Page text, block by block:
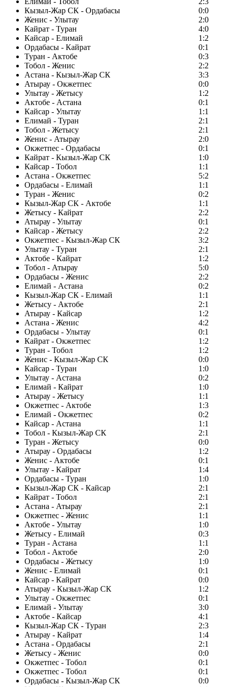
Кызыл-Жар СК - Ордабасы
0:0
Женис - Улытау
2:0
Кайрат - Туран
4:0
Кайсар - Елимай
1:2
Ордабасы - Кайрат
0:1
Туран - Актобе
0:3
Тобол - Женис
2:2
Астана - Кызыл-Жар СК
3:3
Атырау - Окжетпес
0:0
Улытау - Жетысу
1:2
Актобе - Астана
0:1
Кайсар - Улытау
1:1
Елимай - Туран
2:1
Тобол - Жетысу
2:1
Женис - Атырау
2:0
Окжетпес - Ордабасы
0:1
Кайрат - Кызыл-Жар СК
1:0
Кайсар - Тобол
1:1
Астана - Окжетпес
5:2
Ордабасы - Елимай
1:1
Туран - Женис
0:2
Кызыл-Жар СК - Актобе
1:1
Жетысу - Кайрат
2:2
Атырау - Улытау
0:1
Кайсар - Жетысу
2:2
Окжетпес - Кызыл-Жар СК
3:2
Улытау - Туран
2:1
Актобе - Кайрат
1:2
Тобол - Атырау
5:0
Ордабасы - Женис
2:2
Елимай - Астана
0:2
Кызыл-Жар СК - Елимай
1:1
Жетысу - Актобе
2:1
Атырау - Кайсар
1:2
Астана - Женис
4:2
Ордабасы - Улытау
0:1
Кайрат - Окжетпес
1:2
Туран - Тобол
1:2
Женис - Кызыл-Жар СК
0:0
Кайсар - Туран
1:0
Улытау - Астана
0:2
Елимай - Кайрат
1:0
Атырау - Жетысу
1:1
Окжетпес - Актобе
1:3
Елимай - Окжетпес
0:2
Кайсар - Астана
1:1
Тобол - Кызыл-Жар СК
2:1
Туран - Жетысу
0:0
Атырау - Ордабасы
1:2
Женис - Актобе
0:1
Улытау - Кайрат
1:4
Ордабасы - Туран
1:0
Кызыл-Жар СК - Кайсар
2:1
Кайрат - Тобол
2:1
Астана - Атырау
2:1
Окжетпес - Женис
1:1
Актобе - Улытау
1:0
Жетысу - Елимай
0:3
Туран - Астана
1:1
Тобол - Актобе
2:0
Ордабасы - Жетысу
1:0
Женис - Елимай
0:1
Кайсар - Кайрат
0:0
Атырау - Кызыл-Жар СК
1:2
Улытау - Окжетпес
0:1
Елимай - Улытау
3:0
Актобе - Кайсар
4:1
Кызыл-Жар СК - Туран
2:3
Атырау - Кайрат
1:4
Астана - Ордабасы
2:1
Жетысу - Женис
0:0
Окжетпес - Тобол
0:1
Окжетпес - Тобол
0:1
Ордабасы - Кызыл-Жар СК
0:0